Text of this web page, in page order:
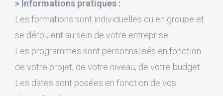
> Informations pratiques :
Les formations sont individuelles ou en groupe et
se déroulent au sein de votre entreprise.
Les programmes sont personnalisés en fonction
de votre projet, de votre niveau, de votre budget.
Les dates sont posées en fonction de vos